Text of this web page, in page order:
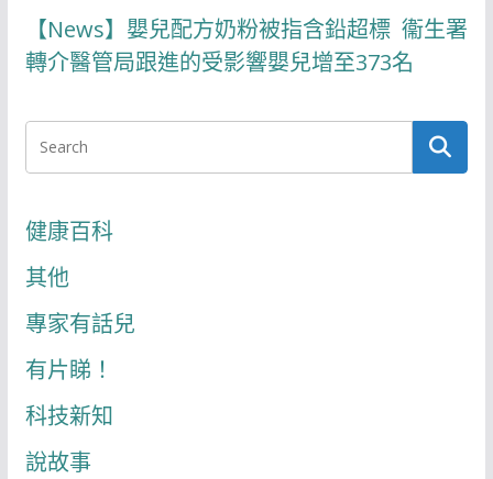
【News】嬰兒配方奶粉被指含鉛超標 衞生署
轉介醫管局跟進的受影響嬰兒增至373名
健康百科
其他
專家有話兒
有片睇！
科技新知
說故事